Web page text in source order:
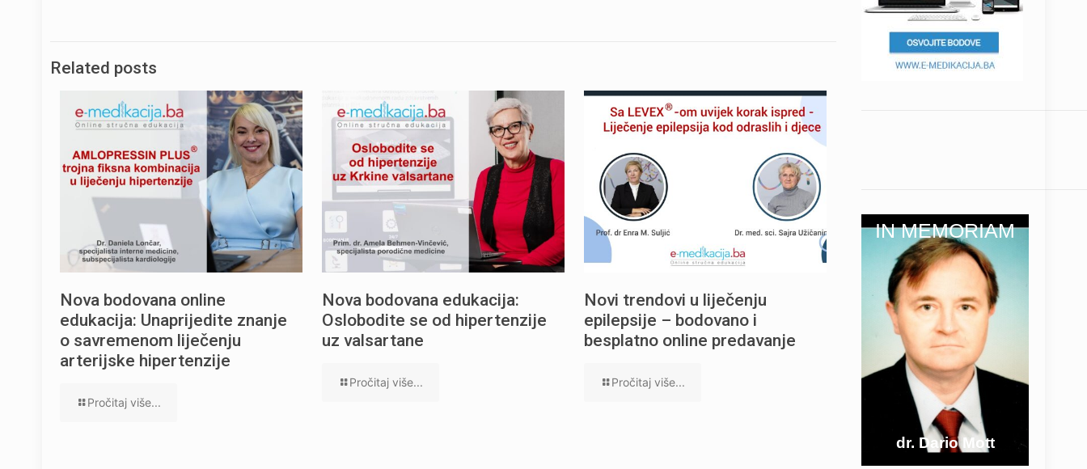
Related posts
Nova bodovana online
edukacija: Unaprijedite znanje
o savremenom liječenju
arterijske hipertenzije
Pročitaj više...
Nova bodovana edukacija:
Oslobodite se od hipertenzije
uz valsartane
Pročitaj više...
Novi trendovi u liječenju
epilepsije – bodovano i
besplatno online predavanje
Pročitaj više...
dr. Dario Mott
IN MEMORIAM